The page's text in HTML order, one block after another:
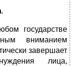
.
государстве
вниманием
завершает
лица,